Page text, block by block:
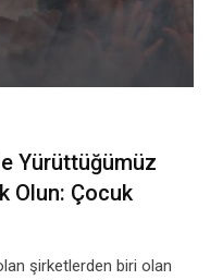
Yürüttüğümüz
Olun: Çocuk
şirketlerden biri olan